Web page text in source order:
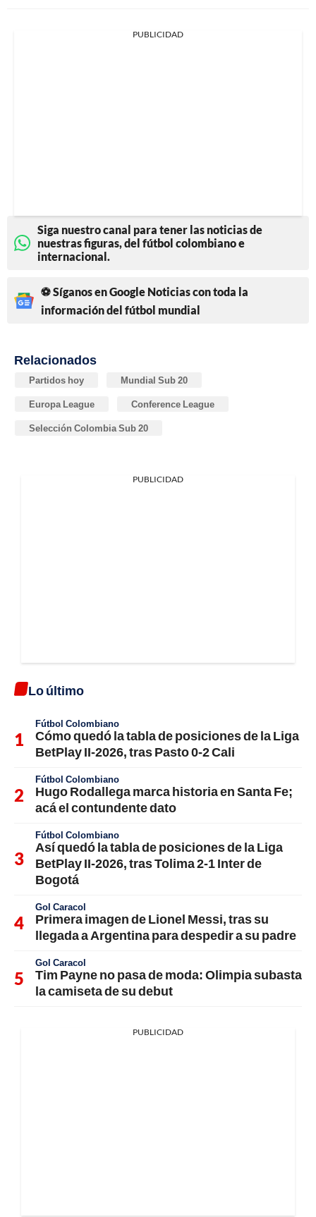
PUBLICIDAD
Siga nuestro canal para tener las noticias de
nuestras figuras, del fútbol colombiano e
internacional.
⚽ Síganos en Google Noticias con toda la
información del fútbol mundial
Relacionados
Partidos hoy Mundial Sub 20
Europa League Conference League
Selección Colombia Sub 20
PUBLICIDAD
Lo último
Fútbol Colombiano
Cómo quedó la tabla de posiciones de la Liga
BetPlay II-2026, tras Pasto 0-2 Cali
Fútbol Colombiano
Hugo Rodallega marca historia en Santa Fe;
acá el contundente dato
Fútbol Colombiano
Así quedó la tabla de posiciones de la Liga
BetPlay II-2026, tras Tolima 2-1 Inter de
Bogotá
Gol Caracol
Primera imagen de Lionel Messi, tras su
llegada a Argentina para despedir a su padre
Gol Caracol
Tim Payne no pasa de moda: Olimpia subasta
la camiseta de su debut
PUBLICIDAD